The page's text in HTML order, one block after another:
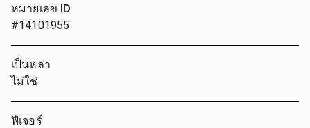
หมายเลข ID
#14101955
เป็นหลา
ไม่ใช่
ฟีเจอร์